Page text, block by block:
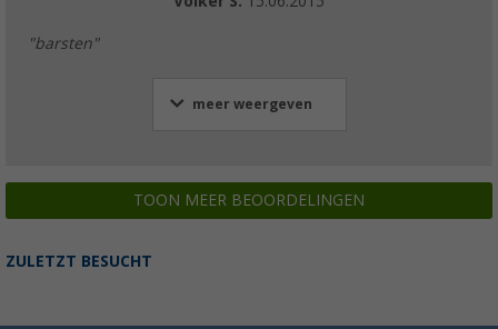
"barsten"
meer weergeven
TOON MEER BEOORDELINGEN
ZULETZT BESUCHT